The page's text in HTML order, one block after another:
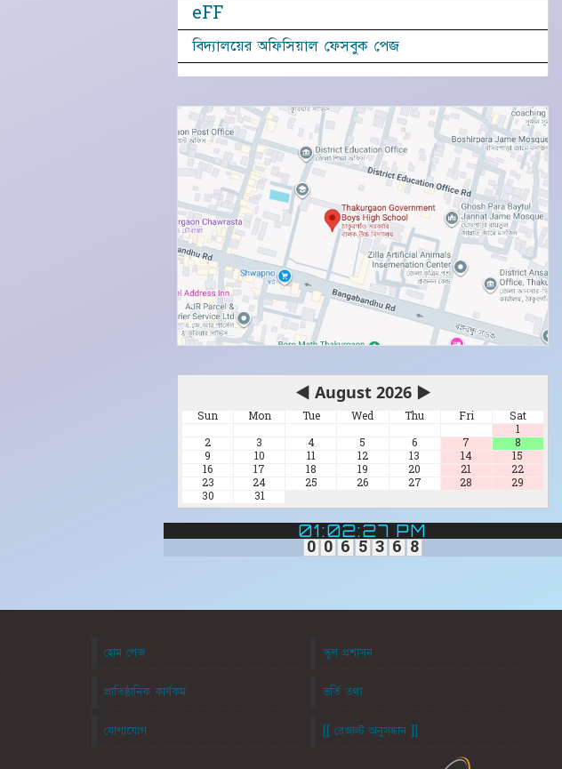
eFF
বিদ্যালয়ের অফিসিয়াল ফেসবুক পেজ
◀ August 2026 ▶
Sun Mon Tue Wed Thu Fri
Sat
1
2
3 4 5 6 7
8
9
10 11 12 13 14
15
16
17 18 19 20 21
22
23
24 25 26 27 28
29
30
31
01:02:28 PM
0 0 6 5 3 6 8
হোম পেজ স্কুল প্রশাসন
প্রাতিষ্ঠানিক কার্যকম ভর্তি তথ্য
যোগাযোগ [[ রেজাল্ট অনুসন্ধান ]]